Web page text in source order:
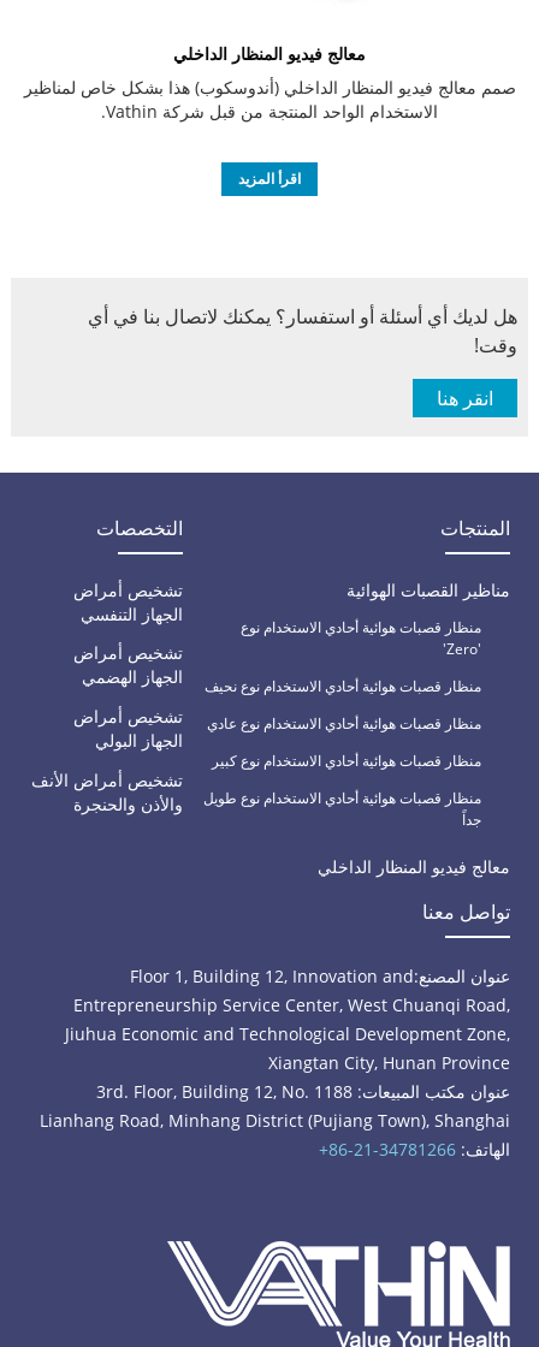
معالج فيديو المنظار الداخلي
صمم معالج فيديو المنظار الداخلي (أندوسكوب) هذا بشكل خاص لمناظير
الاستخدام الواحد المنتجة من قبل شركة Vathin.
اقرأ المزيد
هل لديك أي أسئلة أو استفسار؟ يمكنك لاتصال بنا في أي
وقت!
انقر هنا
المنتجات
مناظير القصبات الهوائية
منظار قصبات هوائية أحادي الاستخدام نوع
'Zero'
منظار قصبات هوائية أحادي الاستخدام نوع نحيف
منظار قصبات هوائية أحادي الاستخدام نوع عادي
منظار قصبات هوائية أحادي الاستخدام نوع كبير
منظار قصبات هوائية أحادي الاستخدام نوع طويل
جداً
معالج فيديو المنظار الداخلي
التخصصات
تشخيص أمراض
الجهاز التنفسي
تشخيص أمراض
الجهاز الهضمي
تشخيص أمراض
الجهاز البولي
تشخيص أمراض الأنف
والأذن والحنجرة
تواصل معنا
عنوان المصنع:Floor 1, Building 12, Innovation and
Entrepreneurship Service Center, West Chuanqi Road,
Jiuhua Economic and Technological Development Zone,
Xiangtan City, Hunan Province
عنوان مكتب المبيعات: 3rd. Floor, Building 12, No. 1188
Lianhang Road, Minhang District (Pujiang Town), Shanghai
الهاتف: +86-21-34781266